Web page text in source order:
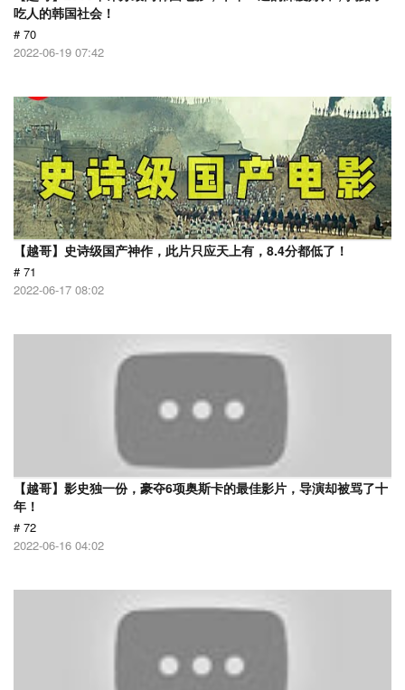
吃人的韩国社会！
# 70
2022-06-19 07:42
【越哥】史诗级国产神作，此片只应天上有，8.4分都低了！
# 71
2022-06-17 08:02
【越哥】影史独一份，豪夺6项奥斯卡的最佳影片，导演却被骂了十
年！
# 72
2022-06-16 04:02